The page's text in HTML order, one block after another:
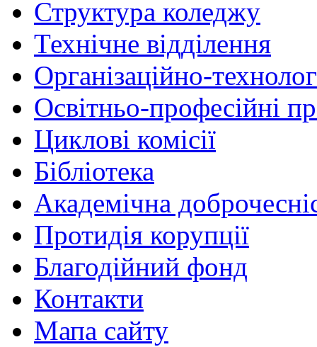
Структура коледжу
Технічне відділення
Організаційно-
Освітньо-професійні
Циклові комісії
Бібліотека
Академічна
Протидія корупції
Благодійний фонд
Контакти
Мапа сайту